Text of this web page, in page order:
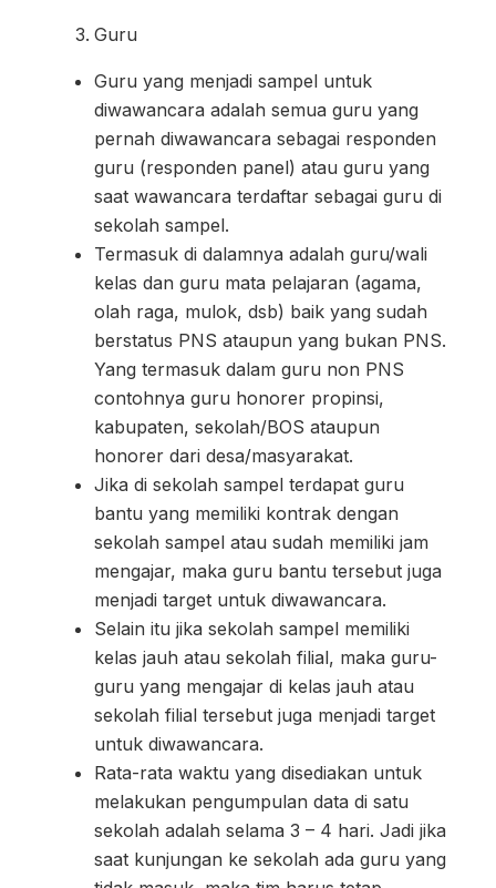
Guru
Guru yang menjadi sampel untuk
diwawancara adalah semua guru yang
pernah diwawancara sebagai responden
guru (responden panel) atau guru yang
saat wawancara terdaftar sebagai guru di
sekolah sampel.
Termasuk di dalamnya adalah guru/wali
kelas dan guru mata pelajaran (agama,
olah raga, mulok, dsb) baik yang sudah
berstatus PNS ataupun yang bukan PNS.
Yang termasuk dalam guru non PNS
contohnya guru honorer propinsi,
kabupaten, sekolah/BOS ataupun
honorer dari desa/masyarakat.
Jika di sekolah sampel terdapat guru
bantu yang memiliki kontrak dengan
sekolah sampel atau sudah memiliki jam
mengajar, maka guru bantu tersebut juga
menjadi target untuk diwawancara.
Selain itu jika sekolah sampel memiliki
kelas jauh atau sekolah filial, maka guru-
guru yang mengajar di kelas jauh atau
sekolah filial tersebut juga menjadi target
untuk diwawancara.
Rata-rata waktu yang disediakan untuk
melakukan pengumpulan data di satu
sekolah adalah selama 3 – 4 hari. Jadi jika
saat kunjungan ke sekolah ada guru yang